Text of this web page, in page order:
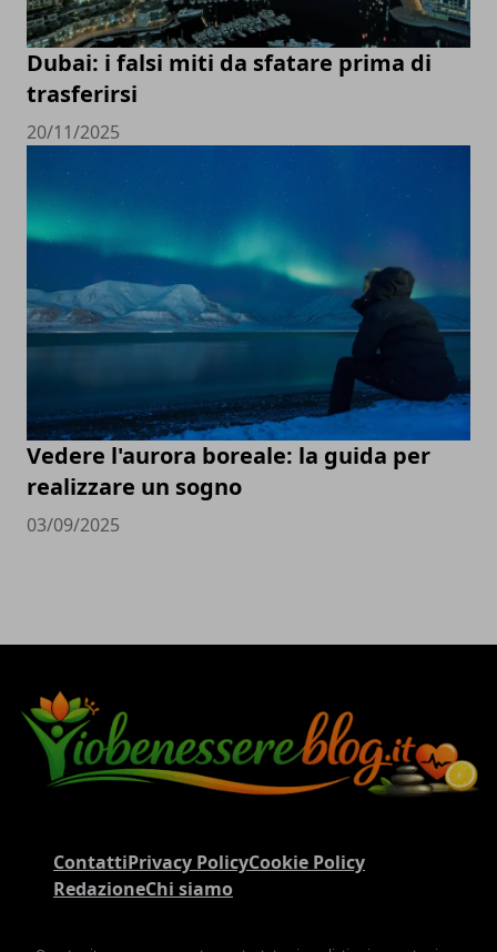
Dubai: i falsi miti da sfatare prima di
trasferirsi
20/11/2025
Vedere l'aurora boreale: la guida per
realizzare un sogno
03/09/2025
ContattiPrivacy PolicyCookie Policy
RedazioneChi siamo